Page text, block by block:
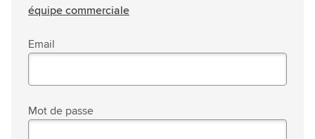
équipe commerciale
Email
Mot de passe